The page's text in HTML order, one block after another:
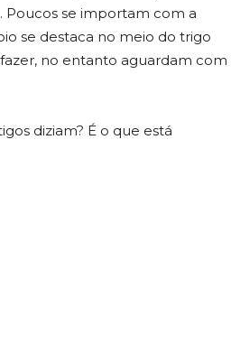
Poucos se importam com a
se destaca no meio do trigo
no entanto aguardam com
diziam? É o que está